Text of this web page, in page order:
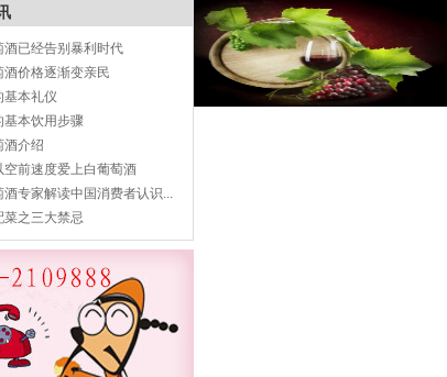
酒已经告别暴利时代
酒价格逐渐变亲民
基本礼仪
基本饮用步骤
酒介绍
空前速度爱上白葡萄酒
酒专家解读中国消费者认识...
菜之三大禁忌